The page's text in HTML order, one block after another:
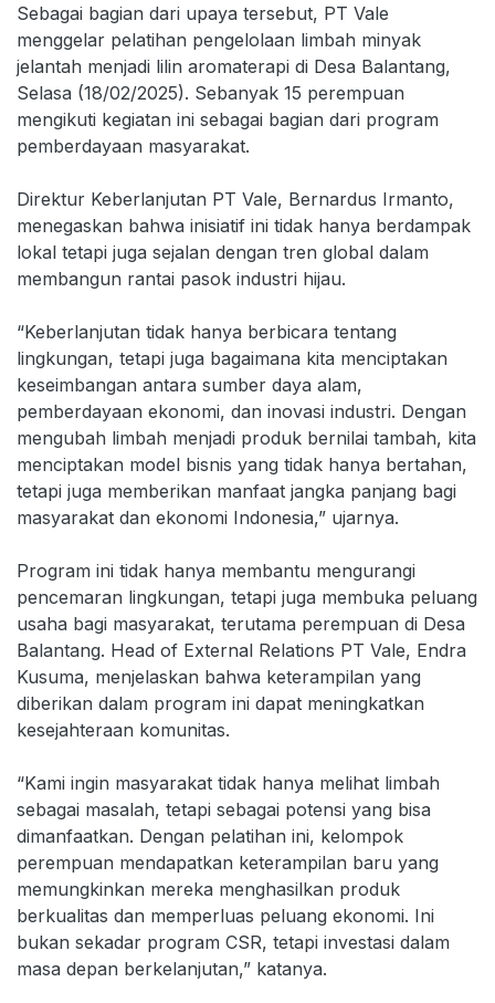
Sebagai bagian dari upaya tersebut, PT Vale
menggelar pelatihan pengelolaan limbah minyak
jelantah menjadi lilin aromaterapi di Desa Balantang,
Selasa (18/02/2025). Sebanyak 15 perempuan
mengikuti kegiatan ini sebagai bagian dari program
pemberdayaan masyarakat.
Direktur Keberlanjutan PT Vale, Bernardus Irmanto,
menegaskan bahwa inisiatif ini tidak hanya berdampak
lokal tetapi juga sejalan dengan tren global dalam
membangun rantai pasok industri hijau.
“Keberlanjutan tidak hanya berbicara tentang
lingkungan, tetapi juga bagaimana kita menciptakan
keseimbangan antara sumber daya alam,
pemberdayaan ekonomi, dan inovasi industri. Dengan
mengubah limbah menjadi produk bernilai tambah, kita
menciptakan model bisnis yang tidak hanya bertahan,
tetapi juga memberikan manfaat jangka panjang bagi
masyarakat dan ekonomi Indonesia,” ujarnya.
Program ini tidak hanya membantu mengurangi
pencemaran lingkungan, tetapi juga membuka peluang
usaha bagi masyarakat, terutama perempuan di Desa
Balantang. Head of External Relations PT Vale, Endra
Kusuma, menjelaskan bahwa keterampilan yang
diberikan dalam program ini dapat meningkatkan
kesejahteraan komunitas.
“Kami ingin masyarakat tidak hanya melihat limbah
sebagai masalah, tetapi sebagai potensi yang bisa
dimanfaatkan. Dengan pelatihan ini, kelompok
perempuan mendapatkan keterampilan baru yang
memungkinkan mereka menghasilkan produk
berkualitas dan memperluas peluang ekonomi. Ini
bukan sekadar program CSR, tetapi investasi dalam
masa depan berkelanjutan,” katanya.